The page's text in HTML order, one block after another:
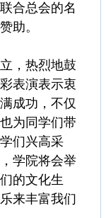
合总会的名
助。
，热烈地鼓
表演表示衷
成功，不仅
为同学们带
们兴高采
学院将会举
的文化生
来丰富我们